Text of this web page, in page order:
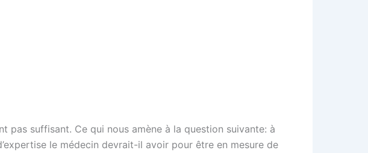
pas suffisant. Ce qui nous amène à la question suivante: à
le médecin devrait-il avoir pour être en mesure de